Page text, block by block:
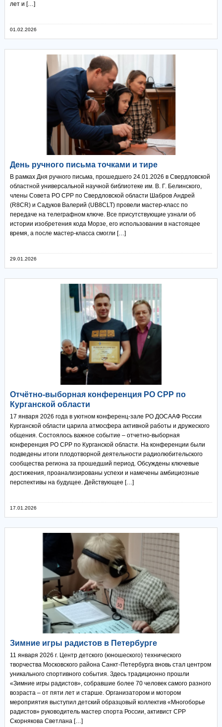
лет и […]
01.02.2026
День ручного письма точками и тире
В рамках Дня ручного письма, прошедшего 24.01.2026 в Свердловской
областной универсальной научной библиотеке им. В. Г. Белинского,
члены Совета РО СРР по Свердловской области Шабров Андрей
(R8CR) и Садуков Валерий (UB8CLT) провели мастер-класс по
передаче на телеграфном ключе. Все присутствующие узнали об
истории изобретения кода Морзе, его использовании в настоящее
время, а после мастер-класса смогли […]
29.01.2026
Отчётно-выборная конференция РО СРР по
Курганской области
17 января 2026 года в уютном конференц-зале РО ДОСААФ России
Курганской области царила атмосфера активной работы и дружеского
общения. Состоялось важное событие – отчетно-выборная
конференция РО СРР по Курганской области. На конференции были
подведены итоги плодотворной деятельности радиолюбительского
сообщества региона за прошедший период. Обсуждены ключевые
достижения, проанализированы успехи и намечены амбициозные
перспективы на будущее. Действующее […]
17.01.2026
Зимние игры радистов в Петербурге
11 января 2026 г. Центр детского (юношеского) технического
творчества Московского района Санкт-Петербурга вновь стал центром
уникального спортивного события. Здесь традиционно прошли
«Зимние игры радистов», собравшие более 70 человек самого разного
возраста – от пяти лет и старше. Организатором и мотором
мероприятия выступил детский образцовый коллектив «Многоборье
радистов» руководитель мастер спорта России, активист СРР
Скорнякова Светлана […]